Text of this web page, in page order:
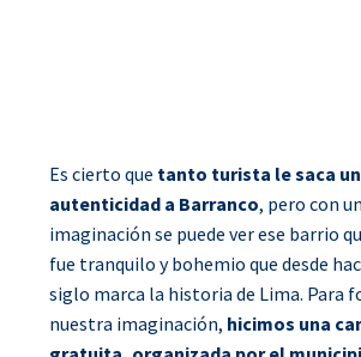
Es cierto que tanto turista le saca
autenticidad a Barranco, pero con
imaginación se puede ver ese barrio
fue tranquilo y bohemio que desde
siglo marca la historia de Lima. Para
nuestra imaginación, hicimos una